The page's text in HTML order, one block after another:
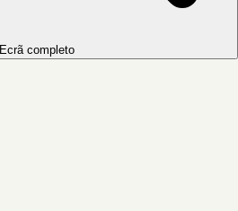
Ecrã completo